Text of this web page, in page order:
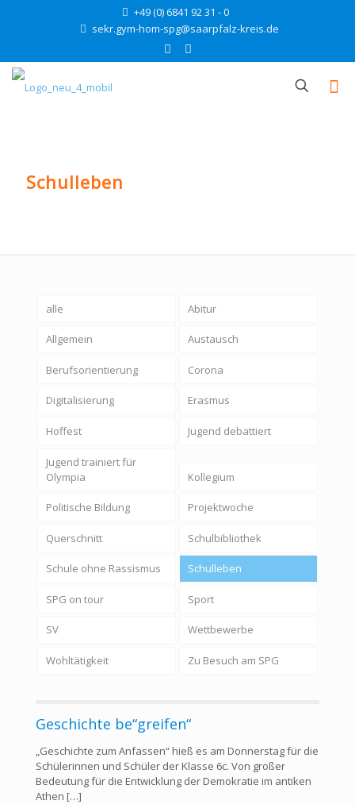
+49 (0) 6841 92 31 - 0
sekr.gym-hom-spg@saarpfalz-kreis.de
Schulleben
alle Abitur
Allgemein Austausch
Berufsorientierung Corona
Digitalisierung Erasmus
Hoffest Jugend debattiert
Jugend trainiert für
Olympia
Kollegium
Politische Bildung Projektwoche
Querschnitt Schulbibliothek
Schule ohne Rassismus Schulleben
SPG on tour Sport
SV Wettbewerbe
Wohltätigkeit Zu Besuch am SPG
Geschichte be“greifen“
„Geschichte zum Anfassen“ hieß es am Donnerstag für die
Schülerinnen und Schüler der Klasse 6c. Von großer
Bedeutung für die Entwicklung der Demokratie im antiken
Athen […]